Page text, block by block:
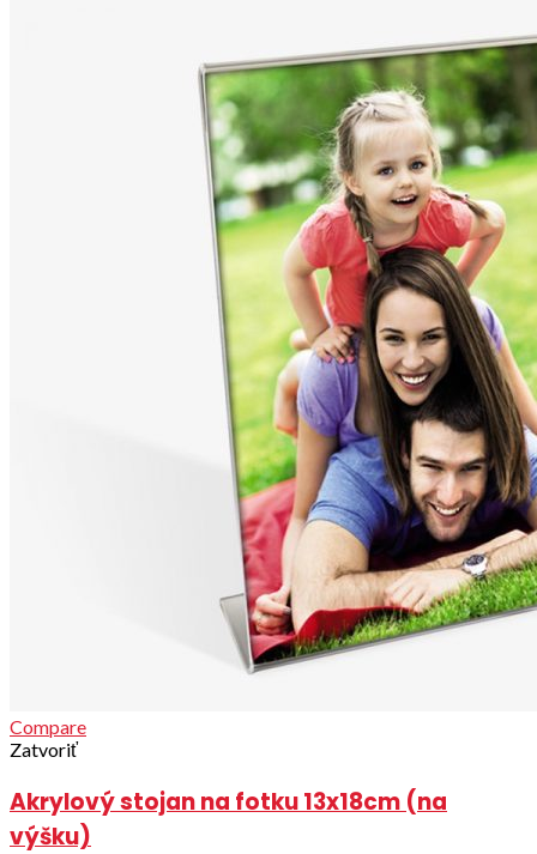
Compare
Zatvoriť
Akrylový stojan na fotku 13x18cm (na
výšku)